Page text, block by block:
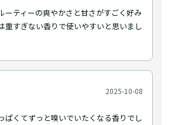
ーティーの爽やかさと甘さがすごく好み
重すぎない香りで使いやすいと思いまし
2025-10-08
ぱくてずっと嗅いでいたくなる香りでし